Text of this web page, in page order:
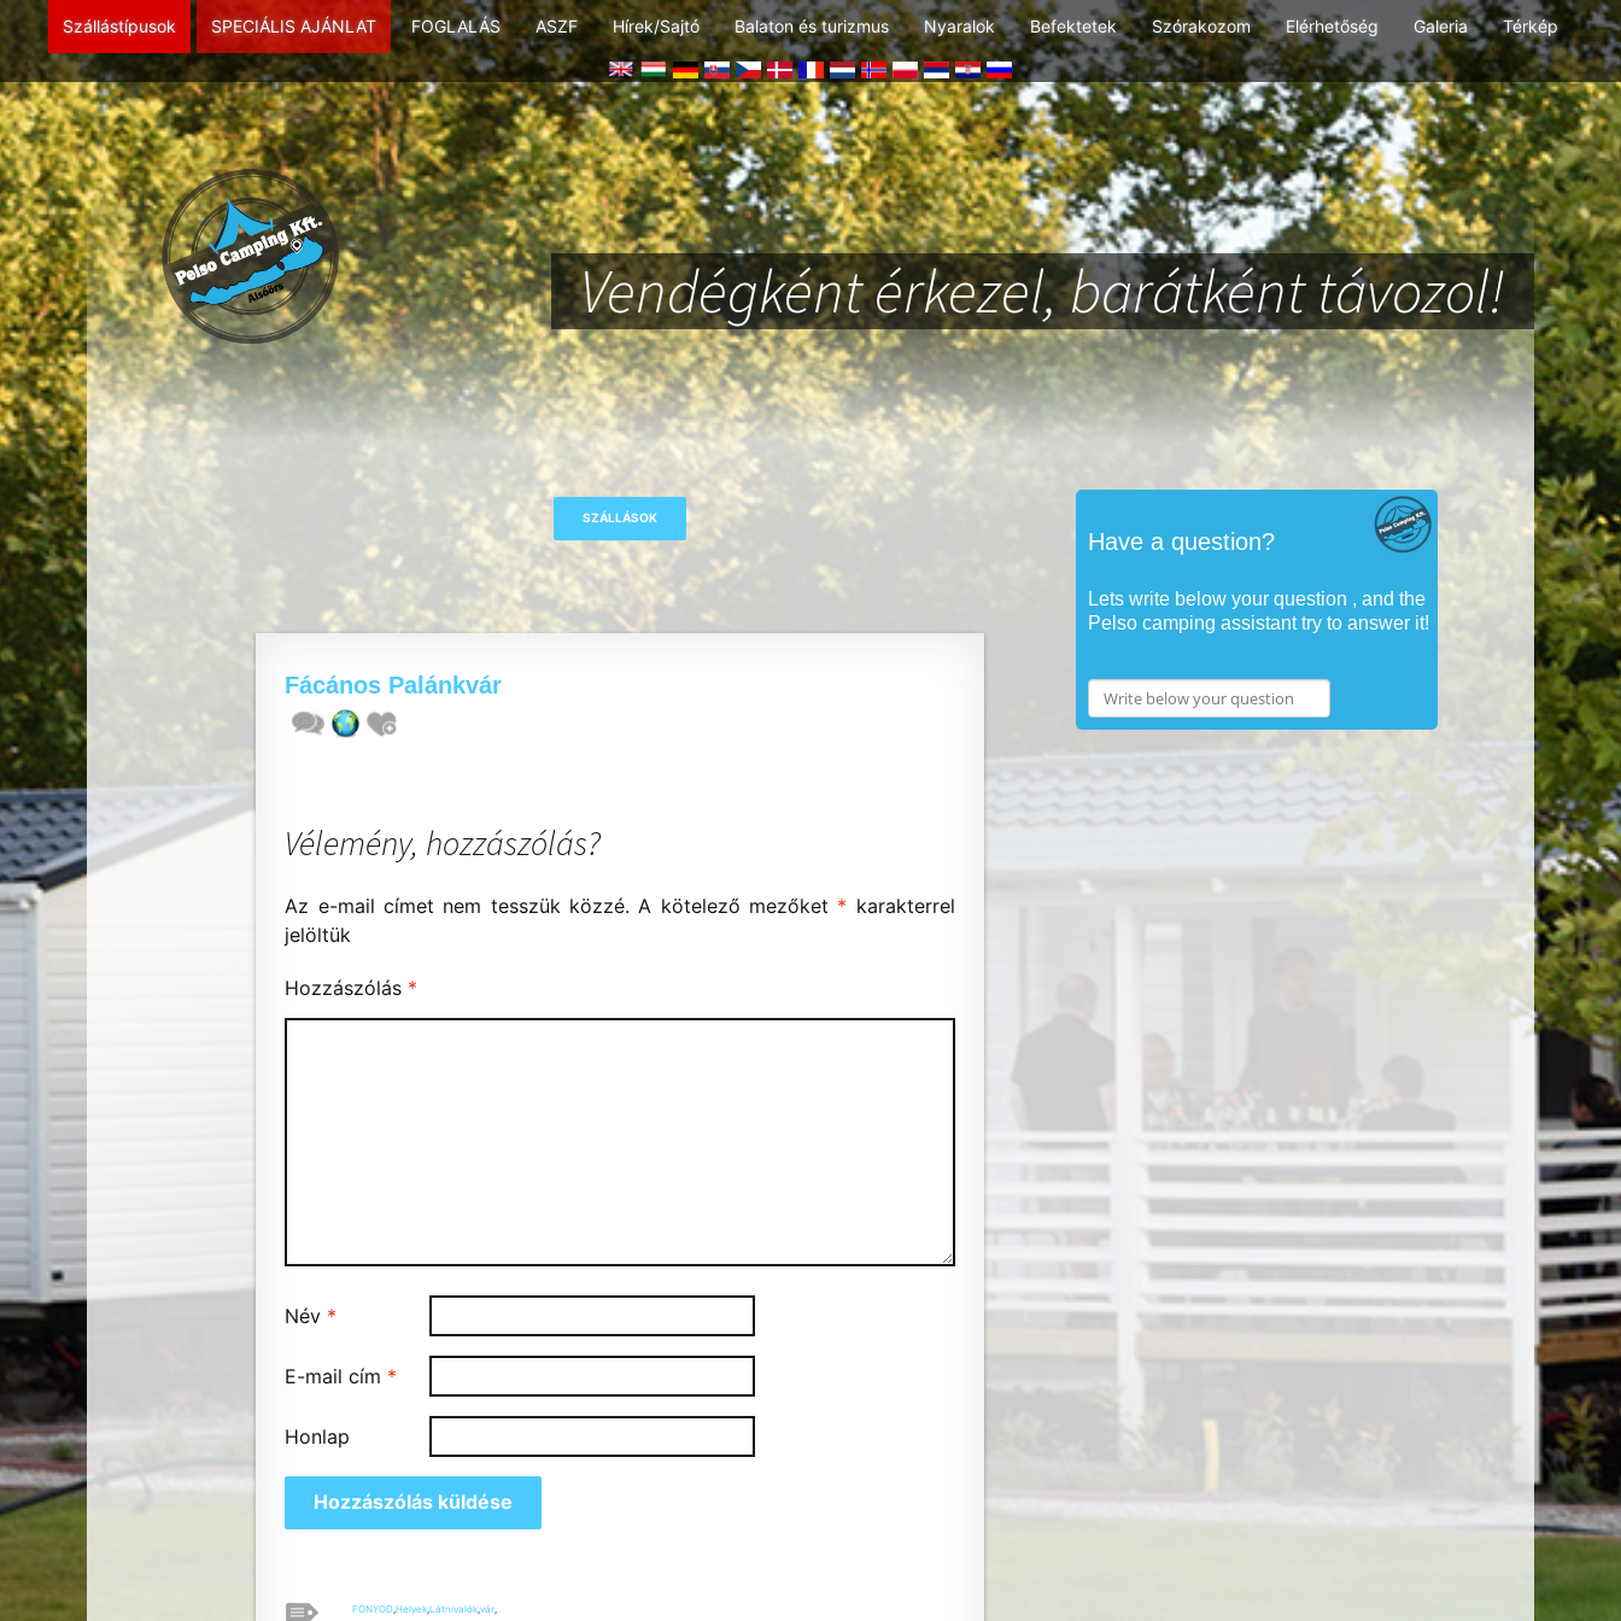
Szállástípusok SPECIÁLIS AJÁNLAT FOGLALÁS ASZF Hírek/Sajtó Balaton és turizmus Nyaralok Befektetek Szórakozom Elérhetőség Galeria Térkép
Vendégként érkezel, barátként távozol!
Fácános Palánkvár
Vélemény, hozzászólás?
Az e-mail címet nem tesszük közzé. A kötelező mezőket * karakterrel
jelöltük
Hozzászólás *
Név *
E-mail cím *
Honlap
FONYOD, Helyek, Látnivalók, vár,
Have a question?
Lets write below your question , and the
Pelso camping assistant try to answer it!